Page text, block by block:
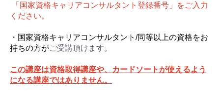
「国家資格キャリアコンサルタント登録番号」をご入力
ください。
・国家資格キャリアコンサルタント/同等以上の資格をお
持ちの方がご受講頂けます。
この講座は資格取得講座や、カードソートが使えるよう
になる講座ではありません。